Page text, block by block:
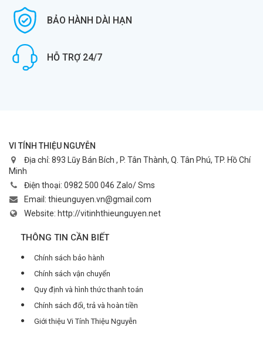
BẢO HÀNH DÀI HẠN
HỖ TRỢ 24/7
VI TÍNH THIỆU NGUYỄN
Địa chỉ: 893 Lũy Bán Bích , P. Tân Thành, Q. Tân Phú, TP. Hồ Chí
Minh
Điện thoại: 0982 500 046 Zalo/ Sms
Email: thieunguyen.vn@gmail.com
Website: http://vitinhthieunguyen.net
THÔNG TIN CẦN BIẾT
Chính sách bảo hành
Chính sách vận chuyển
Quy định và hình thức thanh toán
Chính sách đổi, trả và hoàn tiền
Giới thiệu Vi Tính Thiệu Nguyễn